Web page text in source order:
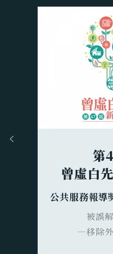
第
曾虛白
公共服務報
被誤
—移除